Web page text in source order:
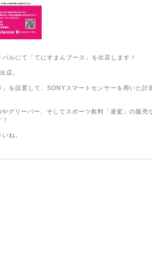
ルにて「てにすまんブース」を出店します！
店。
を設置して、SONYスマートセンサーを用いた計
グリーパー、そしてスポーツ飲料「凌駕」の販売
ね。